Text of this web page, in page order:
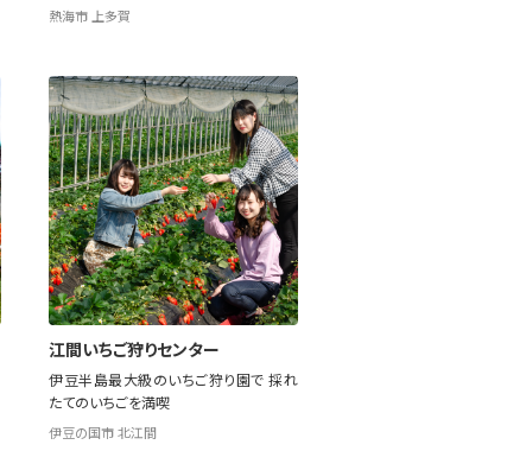
熱海市 上多賀
江間いちご狩りセンター
伊豆半島最大級のいちご狩り園で 採れ
たてのいちごを満喫
伊豆の国市 北江間